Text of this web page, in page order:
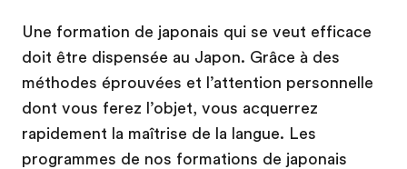
Une formation de japonais qui se veut efficace
doit être dispensée au Japon. Grâce à des
méthodes éprouvées et l’attention personnelle
dont vous ferez l’objet, vous acquerrez
rapidement la maîtrise de la langue. Les
programmes de nos formations de japonais